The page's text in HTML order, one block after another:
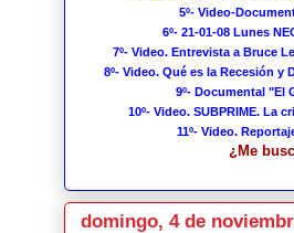
5º- Video-
6º- 21-01-08 Lunes
7º- Video. Entrevista a Bruce
8º- Video. Qué es la Recesión y
9º- Documental "El
10º- Video. SUBPRIME. La
11º- Video.
¿Me
domingo, 4 de